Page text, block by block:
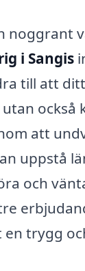
noggrant
i Sangis
till att
också
att
uppstå
och
en trygg